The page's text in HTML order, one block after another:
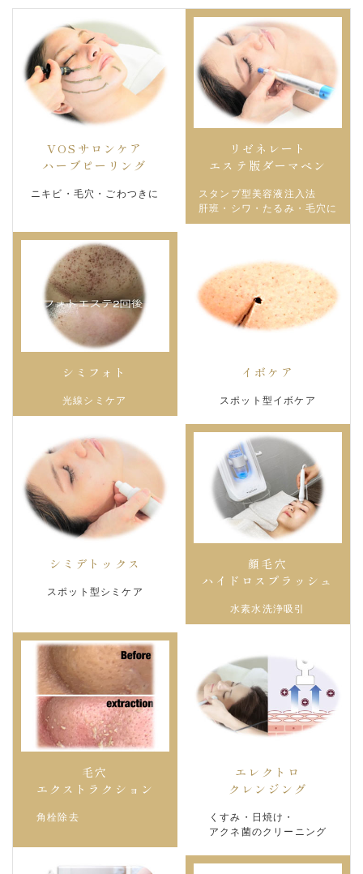
VOSサロンケア
ハーブピーリング
ニキビ・毛穴・ごわつきに
リゼネレート
エステ版ダーマペン
スタンプ型美容液注入法
肝班・シワ・たるみ・毛穴に
シミフォト
光線シミケア
イボケア
スポット型イボケア
シミデトックス
スポット型シミケア
顔毛穴
ハイドロスプラッシュ
水素水洗浄吸引
毛穴
エクストラクション
角栓除去
エレクトロ
クレンジング
くすみ・日焼け・
アクネ菌のクリーニング